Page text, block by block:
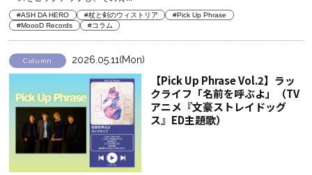
#ASH DA HERO #杖と剣のウィストリア
#Pick Up Phrase
#MoooD Records
#コラム
Column 2026.05.11(Mon)
【Pick Up Phrase Vol.2】ラッ
クライフ「名前を呼ぶよ」（TV
アニメ『文豪ストレイドッグ
ス』ED主題歌）